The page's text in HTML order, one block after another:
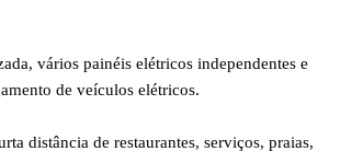
vários painéis elétricos independentes e
de veículos elétricos.
distância de restaurantes, serviços, praias,